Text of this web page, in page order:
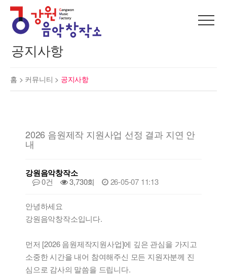
공지사항
홈 > 커뮤니티 > 공지사항
2026 음원제작 지원사업 선정 결과 지연 안
내
강원음악창작소
0건 3,730회 26-05-07 11:13
안녕하세요
강원음악창작소입니다.
먼저 [2026 음원제작지원사업]에 깊은 관심을 가지고
소중한 시간을 내어 참여해주신 모든 지원자분께 진
심으로 감사의 말씀을 드립니다.